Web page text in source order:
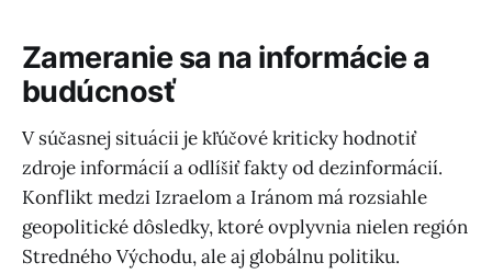
Zameranie sa na informácie a
budúcnosť
V súčasnej situácii je kľúčové kriticky hodnotiť
zdroje informácií a odlíšiť fakty od dezinformácií.
Konflikt medzi Izraelom a Iránom má rozsiahle
geopolitické dôsledky, ktoré ovplyvnia nielen región
Stredného Východu, ale aj globálnu politiku.